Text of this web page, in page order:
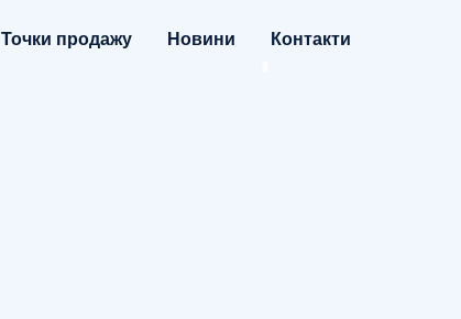
Точки продажу Новини Контакти